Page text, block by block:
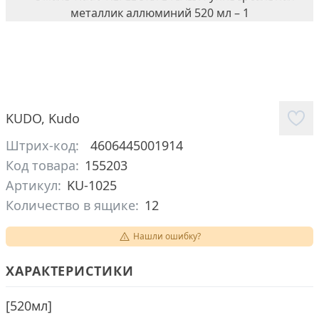
KUDO, Kudo
Штрих-код:
4606445001914
Код товара: 155203
Артикул: KU-1025
Количество в ящике: 12
Нашли ошибку?
ХАРАКТЕРИСТИКИ
[520мл]